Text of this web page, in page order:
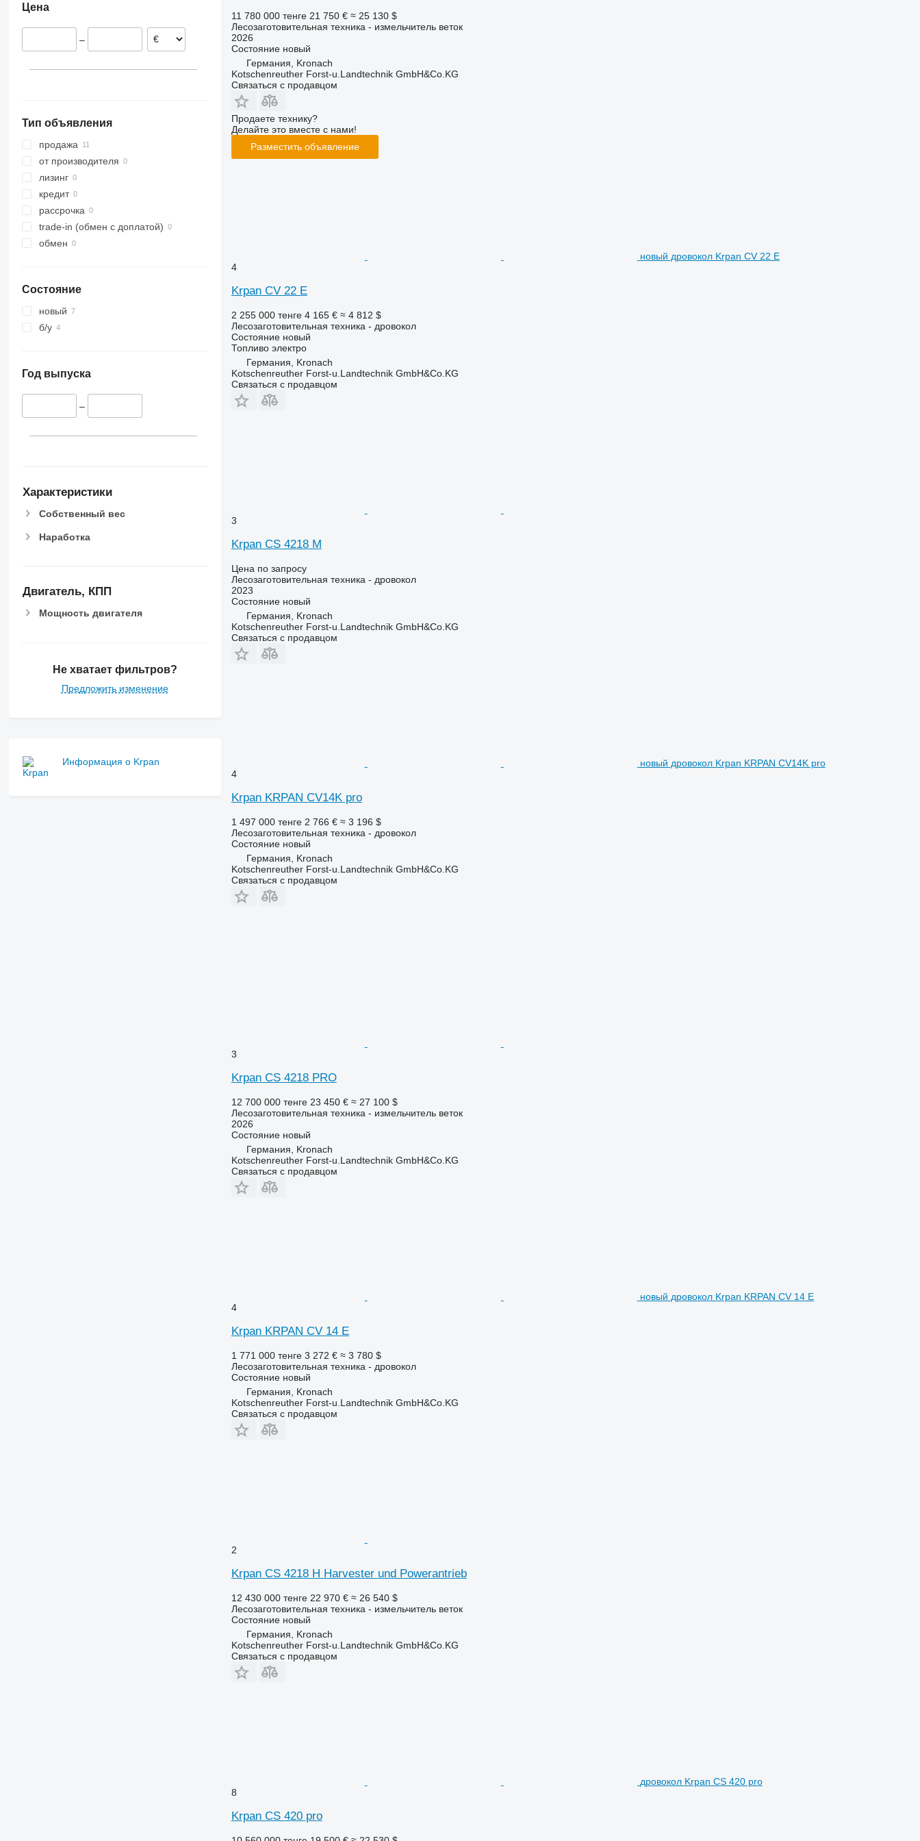
Цена
–
Тип объявления
продажа
от производителя
лизинг
кредит
рассрочка
trade-in (обмен с доплатой)
обмен
Состояние
новый
б/у
Год выпуска
–
Характеристики
Собственный вес
Наработка
Двигатель, КПП
Мощность двигателя
Не хватает фильтров?
Предложить изменение
Информация о Krpan
11 780 000 тенге 21 750 € ≈ 25 130 $
Лесозаготовительная техника - измельчитель веток
2026
Состояниеновый
Германия, Kronach
Kotschenreuther Forst-u.Landtechnik GmbH&Co.KG
Связаться с продавцом
Продаете технику?
Делайте это вместе с нами!
Разместить объявление
новый дровокол Krpan CV 22 E
4
Krpan CV 22 E
2 255 000 тенге 4 165 € ≈ 4 812 $
Лесозаготовительная техника - дровокол
Состояниеновый
Топливо электро
Германия, Kronach
Kotschenreuther Forst-u.Landtechnik GmbH&Co.KG
Связаться с продавцом
3
Krpan CS 4218 M
Цена по запросу
Лесозаготовительная техника - дровокол
2023
Состояниеновый
Германия, Kronach
Kotschenreuther Forst-u.Landtechnik GmbH&Co.KG
Связаться с продавцом
новый дровокол Krpan KRPAN CV14K pro
4
Krpan KRPAN CV14K pro
1 497 000 тенге 2 766 € ≈ 3 196 $
Лесозаготовительная техника - дровокол
Состояниеновый
Германия, Kronach
Kotschenreuther Forst-u.Landtechnik GmbH&Co.KG
Связаться с продавцом
3
Krpan CS 4218 PRO
12 700 000 тенге 23 450 € ≈ 27 100 $
Лесозаготовительная техника - измельчитель веток
2026
Состояниеновый
Германия, Kronach
Kotschenreuther Forst-u.Landtechnik GmbH&Co.KG
Связаться с продавцом
новый дровокол Krpan KRPAN CV 14 E
4
Krpan KRPAN CV 14 E
1 771 000 тенге 3 272 € ≈ 3 780 $
Лесозаготовительная техника - дровокол
Состояниеновый
Германия, Kronach
Kotschenreuther Forst-u.Landtechnik GmbH&Co.KG
Связаться с продавцом
2
Krpan CS 4218 H Harvester und Powerantrieb
12 430 000 тенге 22 970 € ≈ 26 540 $
Лесозаготовительная техника - измельчитель веток
Состояниеновый
Германия, Kronach
Kotschenreuther Forst-u.Landtechnik GmbH&Co.KG
Связаться с продавцом
дровокол Krpan CS 420 pro
8
Krpan CS 420 pro